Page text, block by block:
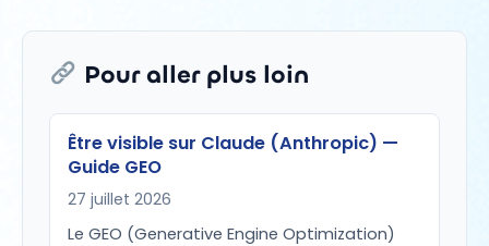
Pour aller plus loin
Être visible sur Claude (Anthropic) —
Guide GEO
27 juillet 2026
Le GEO (Generative Engine Optimization)